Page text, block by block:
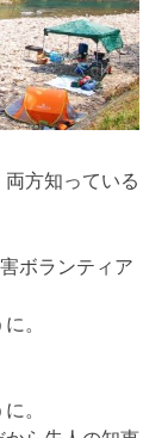
方知っている
ボランティア
。
。